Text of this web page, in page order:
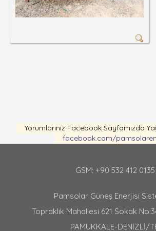
Yorumlarınız Facebook Sayfamızda
facebook.com/
Pamsolar Güneş Enerjisi
Topraklık Mahallesi 621 Sokak
PAMUKKALE-DENİZLİ/
GSM: +90 532 412 0135